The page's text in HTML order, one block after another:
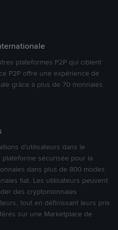
plateformes P2P qui ciblent
P2P offre une expérience de
grâce à plus de 70 monnaies
d’utilisateurs dans le
sécurisée pour la
dans plus de 800 modes
fiat. Les utilisateurs peuvent
des cryptomonnaies
tout en définissant leurs prix
sur une Marketplace de